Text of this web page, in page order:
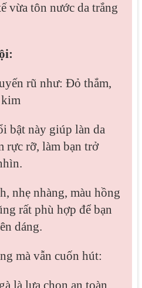
vừa tôn nước da trắng
rũ như: Đỏ thắm,
kim
bật này giúp làn da
rực rỡ, làm bạn trở
nhẹ nhàng, màu hồng
rất phù hợp để bạn
dáng.
mà vẫn cuốn hút: